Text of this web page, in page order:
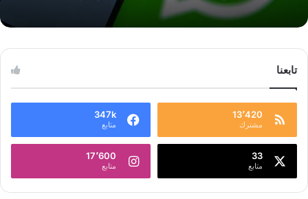
تابعنا
13٬420
مشترك
347k
متابع
33
متابع
17٬600
متابع